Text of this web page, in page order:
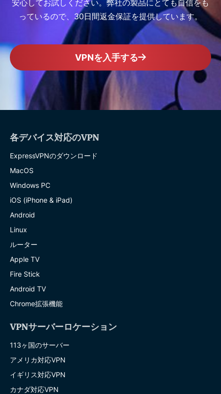
安心してお試しください。弊社の製品にとても自信をも
っているので、30日間返金保証を提供しています。
VPNを入手する
各デバイス対応のVPN
ExpressVPNのダウンロード
MacOS
Windows PC
iOS (iPhone & iPad)
Android
Linux
ルーター
Apple TV
Fire Stick
Android TV
Chrome拡張機能
VPNサーバーロケーション
113ヶ国のサーバー
アメリカ対応VPN
イギリス対応VPN
カナダ対応VPN